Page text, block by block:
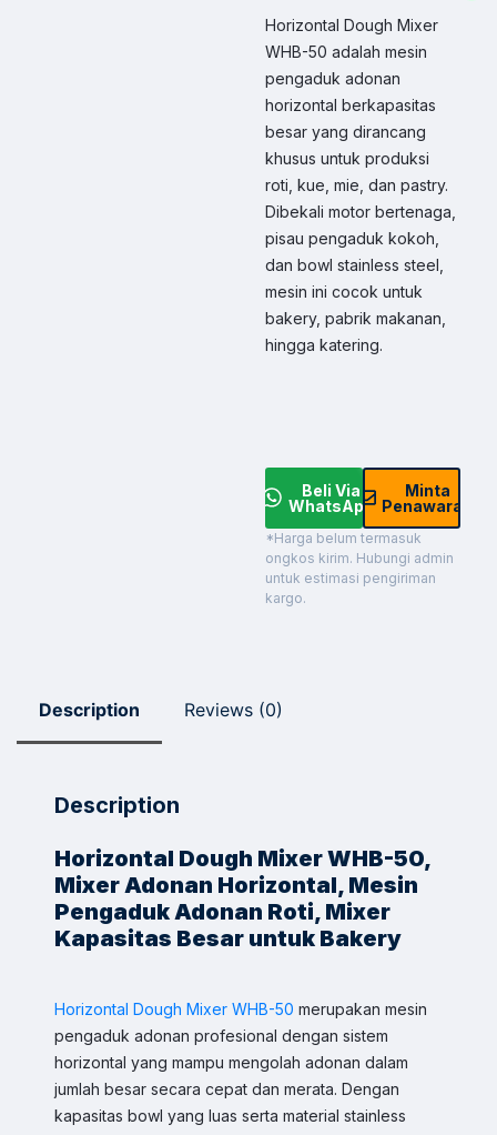
Horizontal Dough Mixer
WHB-50 adalah mesin
pengaduk adonan
horizontal berkapasitas
besar yang dirancang
khusus untuk produksi
roti, kue, mie, dan pastry.
Dibekali motor bertenaga,
pisau pengaduk kokoh,
dan bowl stainless steel,
mesin ini cocok untuk
bakery, pabrik makanan,
hingga katering.
Beli Via
WhatsApp
Minta
Penawaran
*Harga belum termasuk
ongkos kirim. Hubungi admin
untuk estimasi pengiriman
kargo.
Description Reviews (0)
Description
Horizontal Dough Mixer WHB-50,
Mixer Adonan Horizontal, Mesin
Pengaduk Adonan Roti, Mixer
Kapasitas Besar untuk Bakery
Horizontal Dough Mixer WHB-50 merupakan mesin
pengaduk adonan profesional dengan sistem
horizontal yang mampu mengolah adonan dalam
jumlah besar secara cepat dan merata. Dengan
kapasitas bowl yang luas serta material stainless